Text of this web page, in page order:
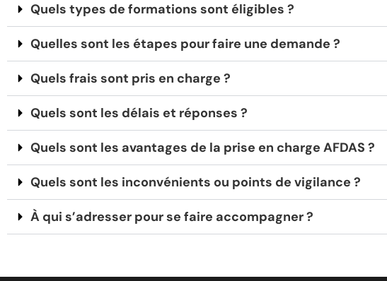
Quels types de formations sont éligibles ?
Quelles sont les étapes pour faire une demande ?
Quels frais sont pris en charge ?
Quels sont les délais et réponses ?
Quels sont les avantages de la prise en charge AFDAS ?
Quels sont les inconvénients ou points de vigilance ?
À qui s’adresser pour se faire accompagner ?